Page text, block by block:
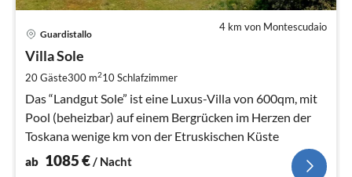
4 km von Montescudaio
Guardistallo
Villa Sole
20 Gäste300 m210Schlafzimmer
Das “Landgut Sole” ist eine Luxus-Villa von 600qm, mit
Pool (beheizbar) auf einem Bergrücken im Herzen der
Toskana wenige km von der Etruskischen Küste
ab 1085€ / Nacht